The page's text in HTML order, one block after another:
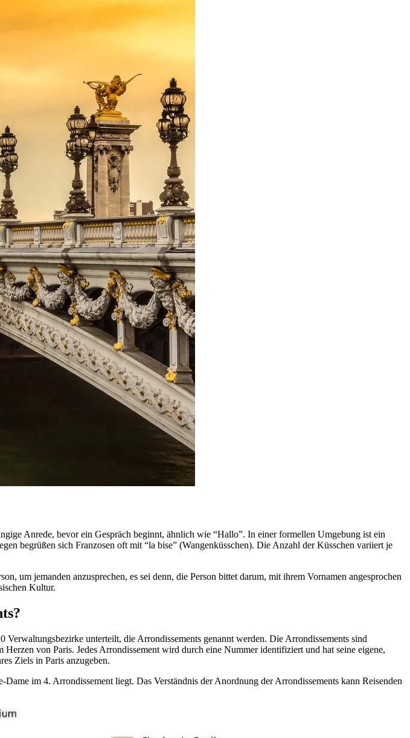
Anrede, bevor ein Gespräch beginnt, ähnlich wie “Hallo”. In einer formellen Umgebung ist ein
begrüßen sich Franzosen oft mit “la bise” (Wangenküsschen). Die Anzahl der Küsschen variiert je
um jemanden anzusprechen, es sei denn, die Person bittet darum, mit ihrem Vornamen angesprochen
Kultur.
unterteilt, die Arrondissements genannt werden. Die Arrondissements sind
von Paris. Jedes Arrondissement wird durch eine Nummer identifiziert und hat seine eigene,
Ziels in Paris anzugeben.
im 4. Arrondissement liegt. Das Verständnis der Anordnung der Arrondissements kann Reisenden